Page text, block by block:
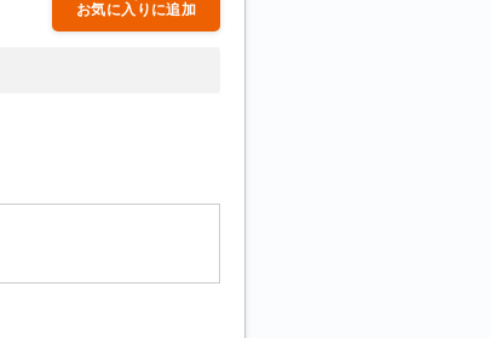
お気に入りに追加